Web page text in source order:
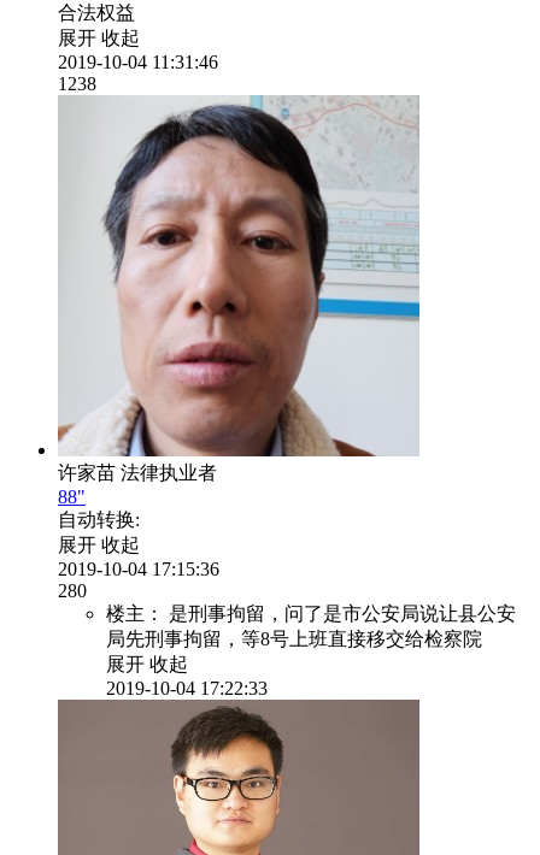
合法权益
展开 收起
2019-10-04 11:31:46
1238
许家苗 法律执业者
88"
自动转换:
展开 收起
2019-10-04 17:15:36
280
楼主：
是刑事拘留，问了是市公安局说让县公安
局先刑事拘留，等8号上班直接移交给检察院
展开 收起
2019-10-04 17:22:33